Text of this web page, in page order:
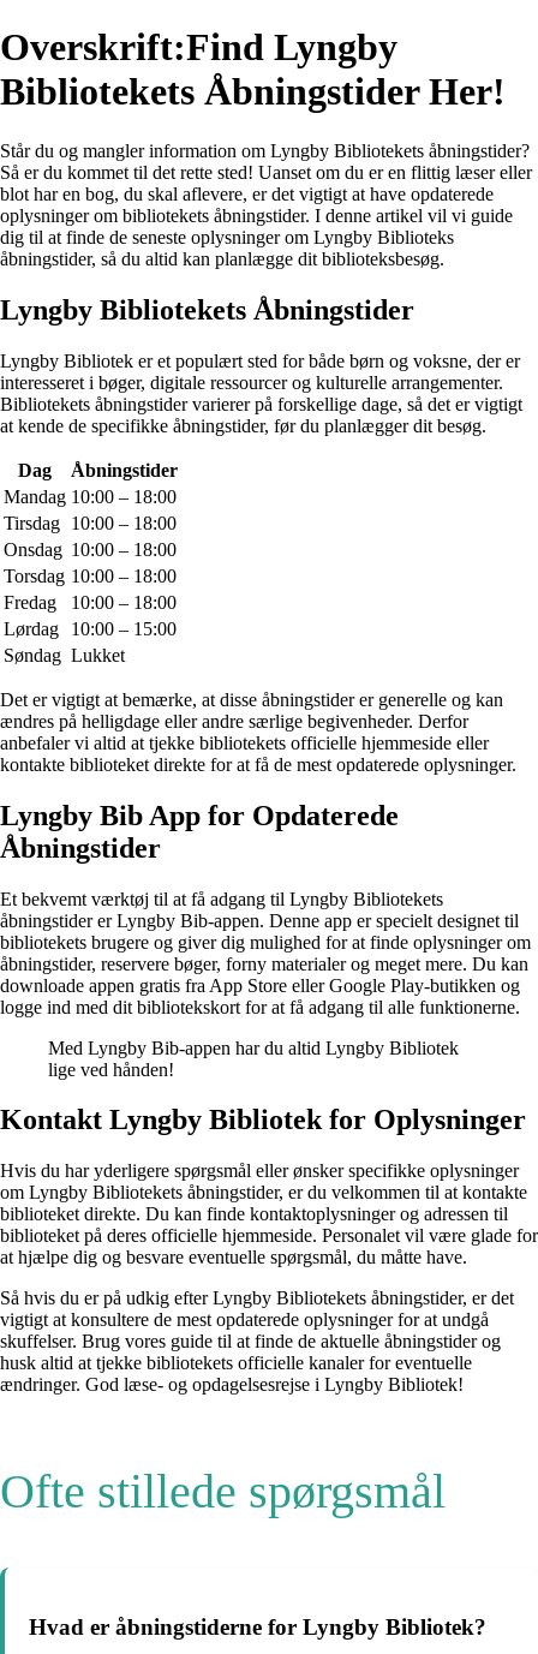
Overskrift:Find Lyngby
Bibliotekets Åbningstider Her!
Står du og mangler information om Lyngby Bibliotekets åbningstider?
Så er du kommet til det rette sted! Uanset om du er en flittig læser eller
blot har en bog, du skal aflevere, er det vigtigt at have opdaterede
oplysninger om bibliotekets åbningstider. I denne artikel vil vi guide
dig til at finde de seneste oplysninger om Lyngby Biblioteks
åbningstider, så du altid kan planlægge dit biblioteksbesøg.
Lyngby Bibliotekets Åbningstider
Lyngby Bibliotek er et populært sted for både børn og voksne, der er
interesseret i bøger, digitale ressourcer og kulturelle arrangementer.
Bibliotekets åbningstider varierer på forskellige dage, så det er vigtigt
at kende de specifikke åbningstider, før du planlægger dit besøg.
Dag
Åbningstider
Mandag 10:00 – 18:00
Tirsdag 10:00 – 18:00
Onsdag 10:00 – 18:00
Torsdag 10:00 – 18:00
Fredag
10:00 – 18:00
Lørdag
10:00 – 15:00
Søndag Lukket
Det er vigtigt at bemærke, at disse åbningstider er generelle og kan
ændres på helligdage eller andre særlige begivenheder. Derfor
anbefaler vi altid at tjekke bibliotekets officielle hjemmeside eller
kontakte biblioteket direkte for at få de mest opdaterede oplysninger.
Lyngby Bib App for Opdaterede
Åbningstider
Et bekvemt værktøj til at få adgang til Lyngby Bibliotekets
åbningstider er Lyngby Bib-appen. Denne app er specielt designet til
bibliotekets brugere og giver dig mulighed for at finde oplysninger om
åbningstider, reservere bøger, forny materialer og meget mere. Du kan
downloade appen gratis fra App Store eller Google Play-butikken og
logge ind med dit bibliotekskort for at få adgang til alle funktionerne.
Med Lyngby Bib-appen har du altid Lyngby Bibliotek
lige ved hånden!
Kontakt Lyngby Bibliotek for Oplysninger
Hvis du har yderligere spørgsmål eller ønsker specifikke oplysninger
om Lyngby Bibliotekets åbningstider, er du velkommen til at kontakte
biblioteket direkte. Du kan finde kontaktoplysninger og adressen til
biblioteket på deres officielle hjemmeside. Personalet vil være glade for
at hjælpe dig og besvare eventuelle spørgsmål, du måtte have.
Så hvis du er på udkig efter Lyngby Bibliotekets åbningstider, er det
vigtigt at konsultere de mest opdaterede oplysninger for at undgå
skuffelser. Brug vores guide til at finde de aktuelle åbningstider og
husk altid at tjekke bibliotekets officielle kanaler for eventuelle
ændringer. God læse- og opdagelsesrejse i Lyngby Bibliotek!
Ofte stillede spørgsmål
Hvad er åbningstiderne for Lyngby Bibliotek?